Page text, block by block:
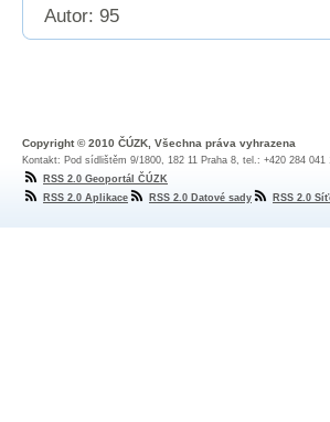
Autor: 95
Copyright © 2010 ČÚZK, Všechna práva vyhrazena
Kontakt: Pod sídlištěm 9/1800, 182 11 Praha 8, tel.: +420 284 041
RSS 2.0 Geoportál ČÚZK
RSS 2.0 Aplikace
RSS 2.0 Datové sady RSS 2.0